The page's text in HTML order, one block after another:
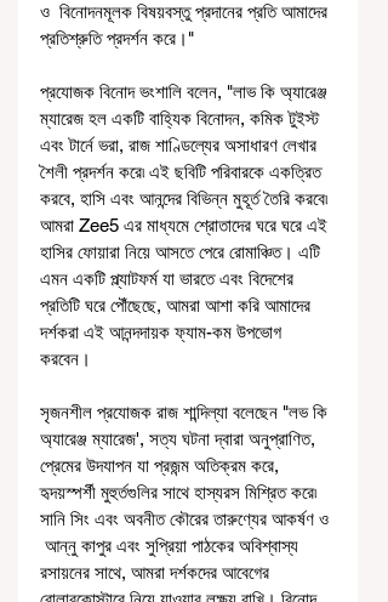
ও  বিনোদনমূলক বিষয়বস্তু প্রদানের প্রতি আমাদের
প্রতিশ্রুতি প্রদর্শন করে।"
প্রযোজক বিনোদ ভংশালি বলেন, "লাভ কি অ্যারেঞ্জ
ম্যারেজ হল একটি বাহ্যিক বিনোদন, কমিক টুইস্ট
এবং টার্নে ভরা, রাজ শাণ্ডিল্যের অসাধারণ লেখার
শৈলী প্রদর্শন করে৷ এই ছবিটি পরিবারকে একত্রিত
করবে, হাসি এবং আনন্দের বিভিন্ন মুহূর্ত তৈরি করবে৷
আমরা Zee5 এর মাধ্যমে শ্রোতাদের ঘরে ঘরে এই
হাসির ফোয়ারা নিয়ে আসতে পেরে রোমাঞ্চিত। এটি
এমন একটি প্ল্যাটফর্ম যা ভারতে এবং বিদেশের
প্রতিটি ঘরে পৌঁছেছে, আমরা আশা করি আমাদের
দর্শকরা এই আনন্দদায়ক ফ্যাম-কম উপভোগ
করবেন।
সৃজনশীল প্রযোজক রাজ শান্দিল্যা বলেছেন "লভ কি
অ্যারেঞ্জ ম্যারেজ', সত্য ঘটনা দ্বারা অনুপ্রাণিত,
প্রেমের উদযাপন যা প্রজন্ম অতিক্রম করে,
হৃদয়স্পর্শী মুহুর্তগুলির সাথে হাস্যরস মিশ্রিত করে৷
সানি সিং এবং অবনীত কৌরের তারুণ্যের আকর্ষণ ও
আন্নু কাপুর এবং সুপ্রিয়া পাঠকের অবিশ্বাস্য
রসায়নের সাথে, আমরা দর্শকদের আবেগের